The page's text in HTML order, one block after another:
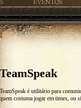
TeamSpeak
TeamSpeak é utilitário para
quem costuma jogar em times, ou